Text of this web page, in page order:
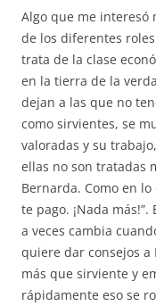
Algo que me interesó
de los diferentes
trata de la clase
en la tierra de la
dejan a las que no
como sirvientes, se
valoradas y su
ellas no son tratadas
Bernarda. Como en
te pago. ¡Nada
a veces cambia
quiere dar consejos
más que sirviente y
rápidamente eso se